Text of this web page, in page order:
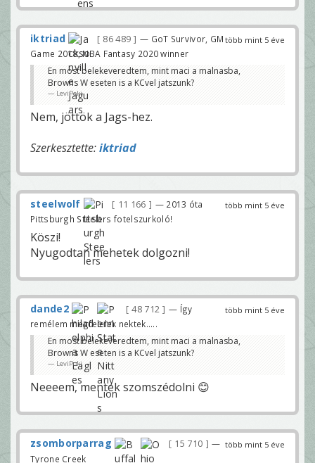
több mint 5 éve
iktriad 86 489
— GoT Survivor, GM
Game 2018, NBA Fantasy 2020 winner
En most belekeveredtem, mint maci a malnasba,
Browns W eseten is a KCvel jatszunk?
LeviPoki
Nem, jöttök a Jags-hez.
Szerkesztette:iktriad
több mint 5 éve
steelwolf 11 166
— 2013 óta
Pittsburgh Steelers fotelszurkoló!
Köszi!
Nyugodtan mehetek dolgozni!
több mint 5 éve
dande2 48 712
— Így
remélem megfelelek nektek.....
En most belekeveredtem, mint maci a malnasba,
Browns W eseten is a KCvel jatszunk?
LeviPoki
Neeeem, mentek szomszédolni 😊
több mint 5 éve
zsomborparrag 15 710
—
Tyrone Creek